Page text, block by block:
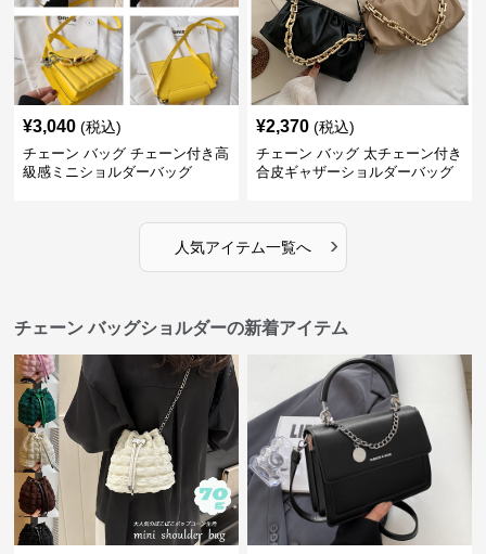
¥3,040 (税込)
チェーン バッグ チェーン付き高
級感ミニショルダーバッグ
¥2,370 (税込)
チェーン バッグ 太チェーン付き
合皮ギャザーショルダーバッグ
人気アイテム一覧へ ›
チェーン バッグショルダーの新着アイテム